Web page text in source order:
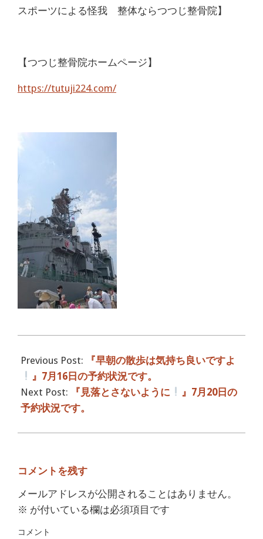
スポーツによる怪我 整体ならつつじ整骨院】
【つつじ整骨院ホームページ】
https://tutuji224.com/
07-
19
Previous Post:
『早朝の散歩は気持ち良いですよ
』7月16日の予約状況です。
Next Post:
『見落とさないように
』7月20日の
予約状況です。
コメントを残す
メールアドレスが公開されることはありません。
※ が付いている欄は必須項目です
コメント